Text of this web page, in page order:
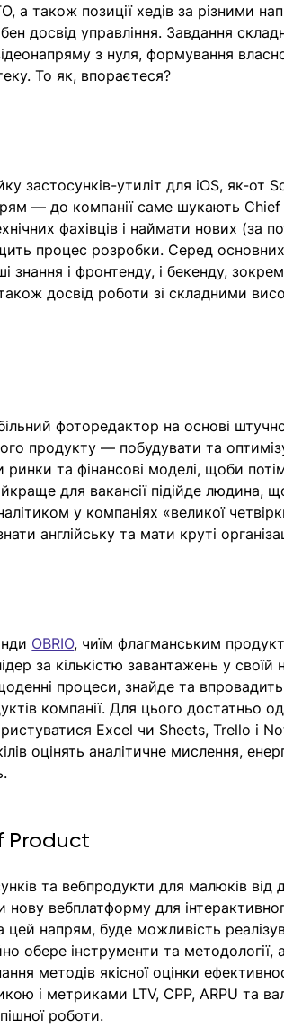
а також позиції хедів за різними
досвід управління. Завдання
з нуля, формування
То як, впораєтеся?
застосунків-утиліт для iOS, як-от
— до компанії саме шукають Chief
фахівців і наймати нових (за
процес розробки. Серед
знання і фронтенду, і бекенду,
досвід роботи зі складними
фоторедактор на основі
продукту — побудувати та
ринки та фінансові моделі, щоби
для вакансії підійде людина,
у компаніях «великої
англійську та мати круті
OBRIO, чиїм флагманським
за кількістю завантажень у своїй
процеси, знайде та
компанії. Для цього достатньо
Excel чи Sheets, Trello і
оцінять аналітичне мислення,
Product
та вебпродукти для малюків від
нову вебплатформу для
цей напрям, буде можливість
обере інструменти та методології,
методів якісної оцінки
і метриками LTV, CPP, ARPU та
роботи.